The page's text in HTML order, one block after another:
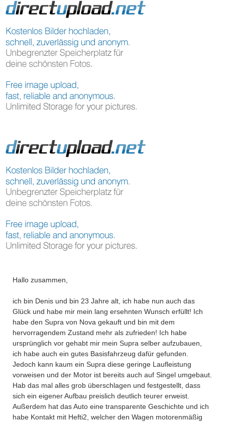
Hallo zusammen,
ich bin Denis und bin 23 Jahre alt, ich habe nun auch das
Glück und habe mir mein lang ersehnten Wunsch erfüllt! Ich
habe den Supra von Nova gekauft und bin mit dem
hervorragendem Zustand mehr als zufrieden! Ich habe
ursprünglich vor gehabt mir mein Supra selber aufzubauen,
ich habe auch ein gutes Basisfahrzeug dafür gefunden.
Jedoch kann kaum ein Supra diese geringe Laufleistung
vorweisen und der Motor ist bereits auch auf Singel umgebaut.
Hab das mal alles grob überschlagen und festgestellt, dass
sich ein eigener Aufbau preislich deutlich teurer erweist.
Außerdem hat das Auto eine transparente Geschichte und ich
habe Kontakt mit Hefti2, welcher den Wagen motorenmäßig